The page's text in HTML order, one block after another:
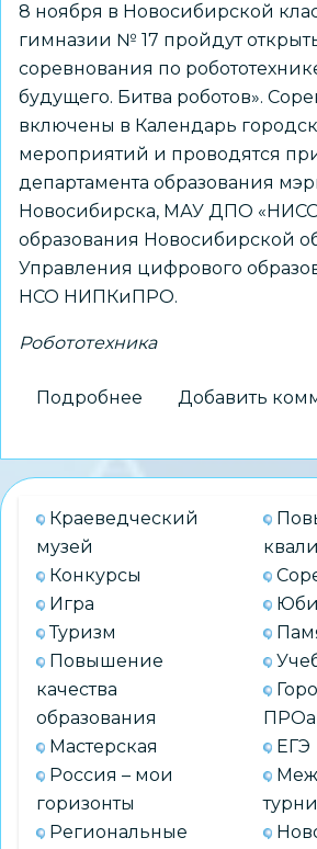
8 ноября в Новосибирской
гимназии № 17 пройдут
соревнования по
будущего. Битва роботов».
включены в Календарь
мероприятий и проводятся
департамента образования
Новосибирска, МАУ ДПО
образования Новосибирской
Управления цифрового
НСО НИПКиПРО.
Робототехника
Подробнее
соревнования
по
робототехнике:
Добавить
Краеведческий
музей
Конкурсы
Игра
Туризм
Повышение
качества
образования
Мастерская
Россия – мои
горизонты
Региональные
ЕГЭ